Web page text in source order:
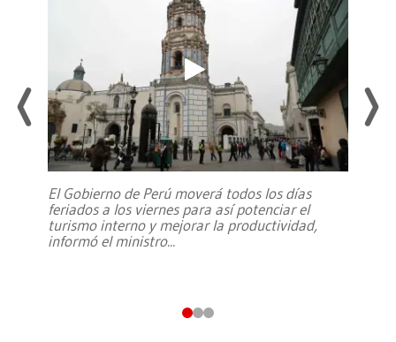
El Gobierno de Perú moverá todos los días
feriados a los viernes para así potenciar el
turismo interno y mejorar la productividad,
informó el ministro...